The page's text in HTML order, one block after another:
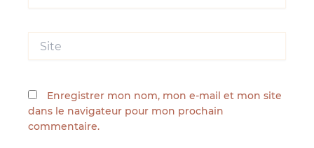
Enregistrer mon nom, mon e-mail et mon site
dans le navigateur pour mon prochain
commentaire.